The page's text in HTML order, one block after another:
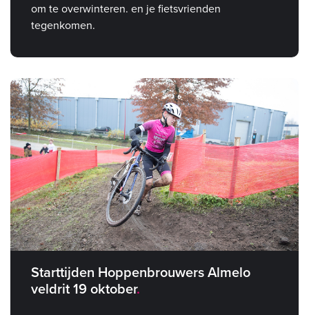
om te overwinteren. en je fietsvrienden
tegenkomen.
Starttijden Hoppenbrouwers Almelo
veldrit 19 oktober